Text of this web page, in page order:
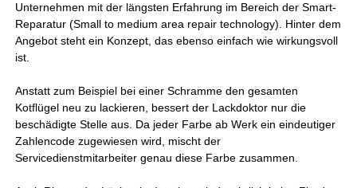
Unternehmen mit der längsten Erfahrung im Bereich der Smart-
Reparatur (Small to medium area repair technology). Hinter dem
Angebot steht ein Konzept, das ebenso einfach wie wirkungsvoll
ist.
Anstatt zum Beispiel bei einer Schramme den gesamten
Kotflügel neu zu lackieren, bessert der Lackdoktor nur die
beschädigte Stelle aus. Da jeder Farbe ab Werk ein eindeutiger
Zahlencode zugewiesen wird, mischt der
Servicedienstmitarbeiter genau diese Farbe zusammen.